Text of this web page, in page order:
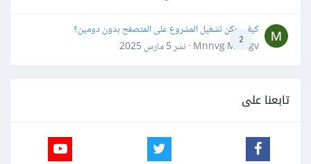
2
كيف يمكن تشغيل المشروع على المتصفح بدون دومين؟
Mnnvg Mnbgv · نشر
5 مارس 2025
تابعنا على